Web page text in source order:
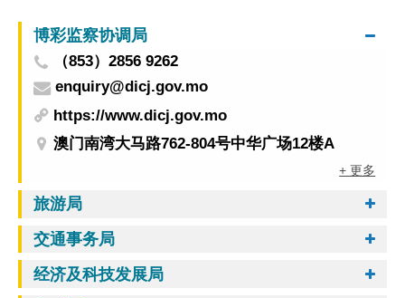
博彩监察协调局
（853）2856 9262
enquiry@dicj.gov.mo
https://www.dicj.gov.mo
澳门南湾大马路762-804号中华广场12楼A
+ 更多
旅游局
交通事务局
经济及科技发展局